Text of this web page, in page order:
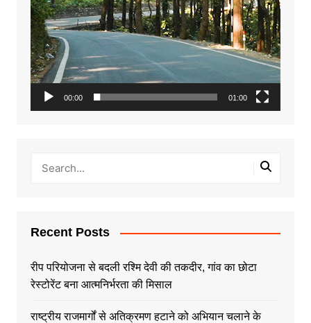
00:00 01:00
Recent Posts
रीप परियोजना से बदली रश्मि देवी की तकदीर, गांव का छोटा
रेस्टोरेंट बना आत्मनिर्भरता की मिसाल
राष्ट्रीय राजमार्गों से अतिक्रमण हटाने को अभियान चलाने के